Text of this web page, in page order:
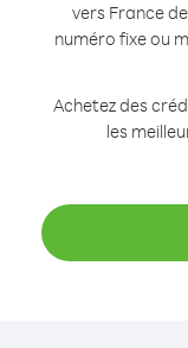
vers France
numéro fixe ou
Achetez des
les